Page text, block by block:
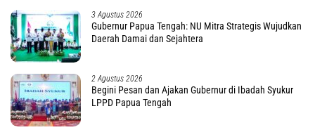
3 Agustus 2026
Gubernur Papua Tengah: NU Mitra Strategis Wujudkan
Daerah Damai dan Sejahtera
2 Agustus 2026
Begini Pesan dan Ajakan Gubernur di Ibadah Syukur
LPPD Papua Tengah